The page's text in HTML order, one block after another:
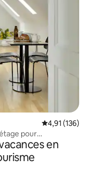
Évaluation
4,91 (136)
pour
en